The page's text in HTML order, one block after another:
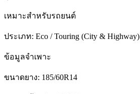
เหมาะสำหรับรถยนต์
ประเภท: Eco / Touring (City & Highway)
ข้อมูลจำเพาะ
ขนาดยาง: 185/60R14